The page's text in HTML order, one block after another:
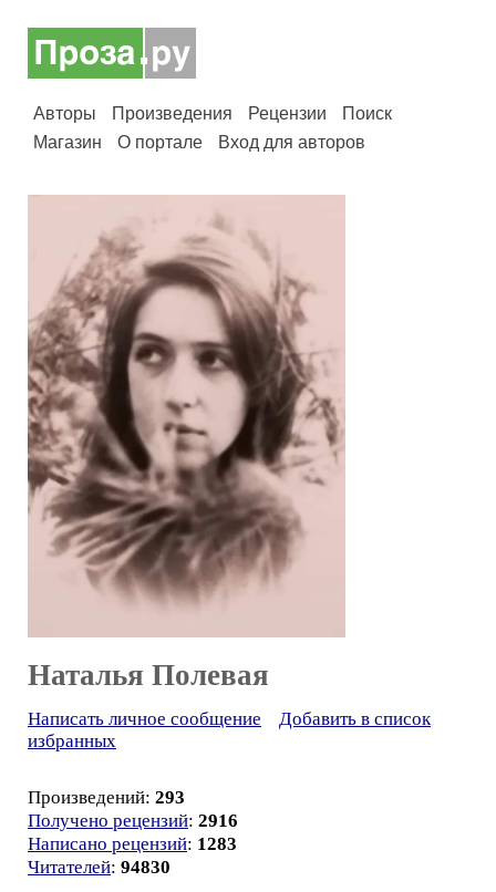
Авторы Произведения Рецензии
Поиск
Магазин
О портале Вход для авторов
Наталья Полевая
Написать личное сообщение
Добавить в список
избранных
Произведений: 293
Получено рецензий: 2916
Написано рецензий: 1283
Читателей: 94830